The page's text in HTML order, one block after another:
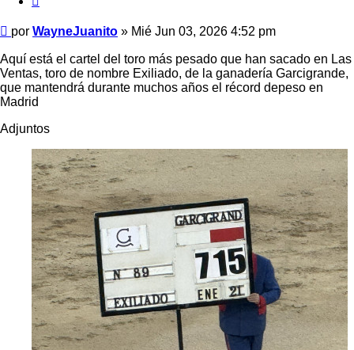
Mensaje
por WayneJuanito » Mié Jun 03, 2026 4:52 pm
Aquí está el cartel del toro más pesado que han sacado en Las
Ventas, toro de nombre Exiliado, de la ganadería Garcigrande,
que mantendrá durante muchos años el récord depeso en
Madrid
Adjuntos